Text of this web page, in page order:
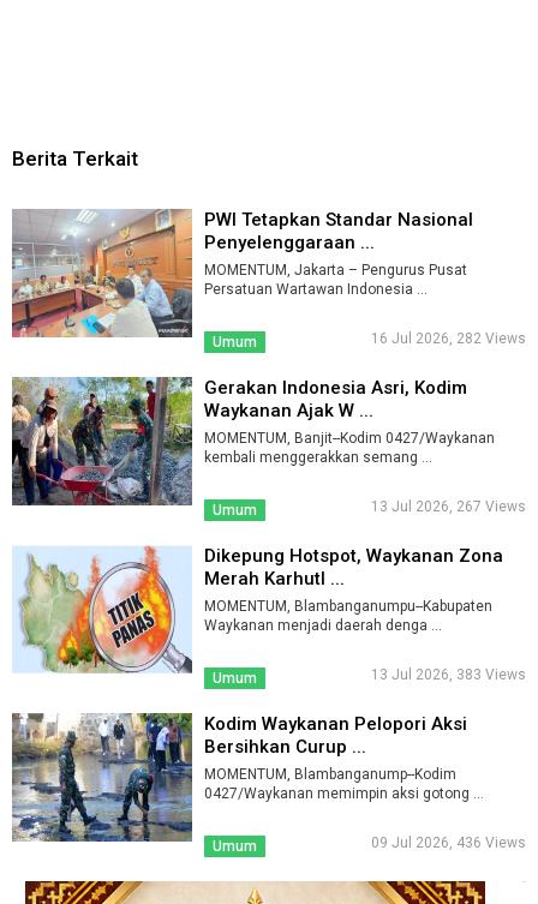
Berita Terkait
PWI Tetapkan Standar Nasional
Penyelenggaraan ...
MOMENTUM, Jakarta – Pengurus Pusat
Persatuan Wartawan Indonesia ...
Umum 16 Jul 2026, 282 Views
Gerakan Indonesia Asri, Kodim
Waykanan Ajak W ...
MOMENTUM, Banjit--Kodim 0427/Waykanan
kembali menggerakkan semang ...
Umum 13 Jul 2026, 267 Views
Dikepung Hotspot, Waykanan Zona
Merah Karhutl ...
MOMENTUM, Blambanganumpu--Kabupaten
Waykanan menjadi daerah denga ...
Umum 13 Jul 2026, 383 Views
Kodim Waykanan Pelopori Aksi
Bersihkan Curup ...
MOMENTUM, Blambanganump--Kodim
0427/Waykanan memimpin aksi gotong ...
Umum 09 Jul 2026, 436 Views